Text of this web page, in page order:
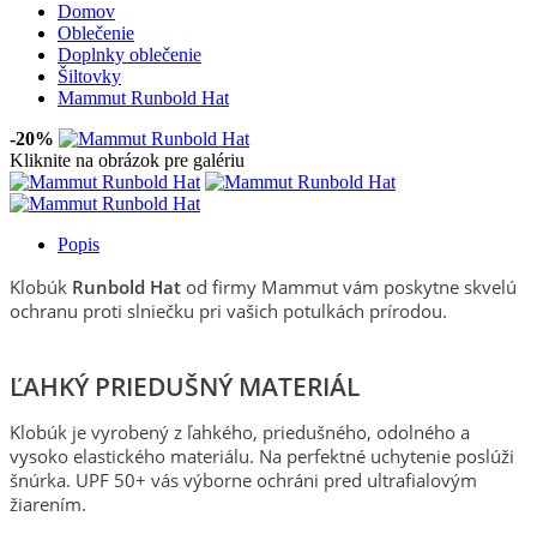
Domov
Oblečenie
Doplnky oblečenie
Šiltovky
Mammut Runbold Hat
-20%
Kliknite na obrázok pre galériu
Popis
Klobúk Runbold Hat od firmy Mammut vám poskytne skvelú
ochranu proti slniečku pri vašich potulkách prírodou.
ĽAHKÝ PRIEDUŠNÝ MATERIÁL
Klobúk je vyrobený z ľahkého, priedušného, ​​odolného a
vysoko elastického materiálu. Na perfektné uchytenie poslúži
šnúrka. UPF 50+ vás výborne ochráni pred ultrafialovým
žiarením.